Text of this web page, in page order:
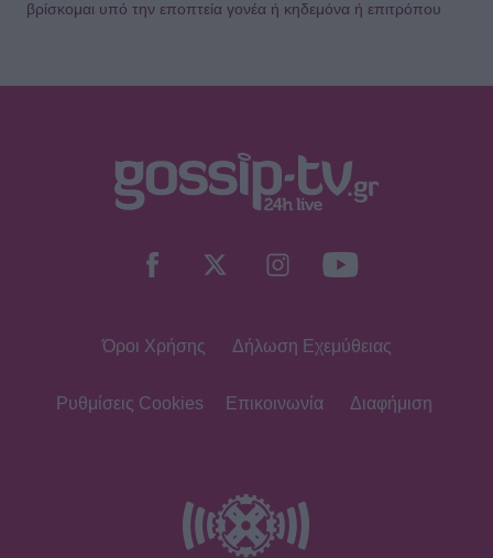
βρίσκομαι υπό την εποπτεία γονέα ή κηδεμόνα ή επιτρόπου
Όροι Χρήσης Δήλωση Εχεμύθειας
Ρυθμίσεις Cookies Επικοινωνία Διαφήμιση